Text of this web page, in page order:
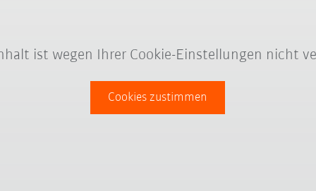
ist wegen Ihrer Cookie-Einstellungen nicht
Cookies zustimmen